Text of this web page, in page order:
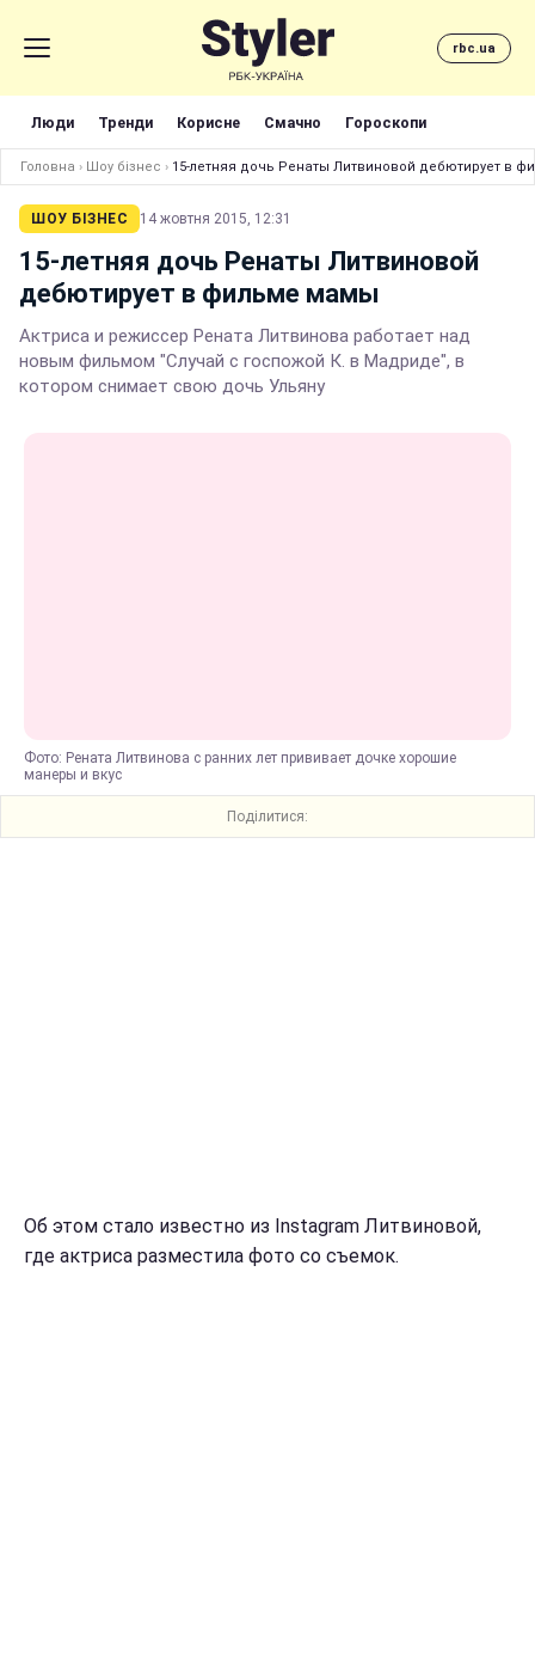
rbc.ua
Люди Тренди Корисне Смачно Гороскопи
Головна › Шоу бізнес › 15-летняя дочь Ренаты Литвиновой дебютирует в
ШОУ БІЗНЕС 14 жовтня 2015, 12:31
15-летняя дочь Ренаты Литвиновой
дебютирует в фильме мамы
Актриса и режиссер Рената Литвинова работает над
новым фильмом "Случай с госпожой К. в Мадриде", в
котором снимает свою дочь Ульяну
Фото: Рената Литвинова с ранних лет прививает дочке хорошие
манеры и вкус
Поділитися:
Об этом стало известно из Instagram Литвиновой,
где актриса разместила фото со съемок.